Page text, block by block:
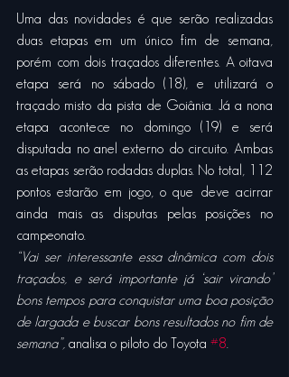
Uma das novidades é que serão realizadas
duas etapas em um único fim de semana,
porém com dois traçados diferentes. A oitava
etapa será no sábado (18), e utilizará o
traçado misto da pista de Goiânia. Já a nona
etapa acontece no domingo (19) e será
disputada no anel externo do circuito. Ambas
as etapas serão rodadas duplas. No total, 112
pontos estarão em jogo, o que deve acirrar
ainda mais as disputas pelas posições no
campeonato.
“Vai ser interessante essa dinâmica com dois
traçados, e será importante já ‘sair virando’
bons tempos para conquistar uma boa posição
de largada e buscar bons resultados no fim de
semana”, analisa o piloto do Toyota #8